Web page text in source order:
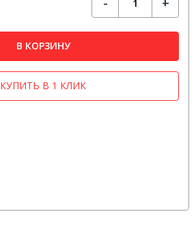
В КОРЗИНУ
КУПИТЬ В 1 КЛИК